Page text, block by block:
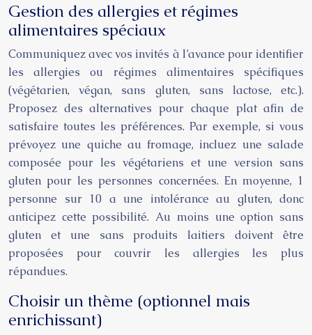
Gestion des allergies et régimes
alimentaires spéciaux
Communiquez avec vos invités à l’avance pour identifier
les allergies ou régimes alimentaires spécifiques
(végétarien, végan, sans gluten, sans lactose, etc.).
Proposez des alternatives pour chaque plat afin de
satisfaire toutes les préférences. Par exemple, si vous
prévoyez une quiche au fromage, incluez une salade
composée pour les végétariens et une version sans
gluten pour les personnes concernées. En moyenne, 1
personne sur 10 a une intolérance au gluten, donc
anticipez cette possibilité. Au moins une option sans
gluten et une sans produits laitiers doivent être
proposées pour couvrir les allergies les plus
répandues.
Choisir un thème (optionnel mais
enrichissant)